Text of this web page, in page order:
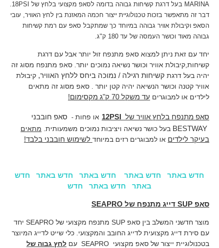
MARINA בעל דרגת קשיחות גבוהה בדומה לסאפ מקצועי בלחץ של 18PSI.
דבר זה מתאפשר בזכות טכנולוגיית ייצור חכמה המאזנת בין לחץ האוויר, עובי
הסאפ וקיבולת אוויר גבוהה במיוחד כך שמתקבל סאפ עם רמת קשיחות
גבוהה מאוד וכושר העמסה של עד 180 ק"ג.
יחד עם זאת ניתן למצוא סאפ מתנפח זול יותר אבל עם דרגת
קשיחות,קיבולת אוויר וכושר נשיאה נמוכים יותר. סאפ מתנפח מסוג זה
יהיה בעל דרגת קשיחות רגילה / נמוכה ביחס ללחץ האוויר, קיבולת
אוויר קטנה וכושר הנשיאה יהיה קטן יותר . סאפ מסוג זה מתאים
לילדים או למבוגרים עד משקל 70 ק"ג מקסימום!
סאפ מתנפח בלחץ אוויר של 12PSI או פחות - סאפ חובבני
BESTWAY בעל כושר נשיאה ויציבות נמוכים משמעותית. מתאים
בעיקר לילדים או למבוגרים רזים במיוחד לשימוש חובבני בלבד!
חדש באתר חדש באתר חדש באתר חדש באתר חדש
באתר חדש באתר חדש
סאפ SUP דייג מתנפח של SEAPRO
מוצר חדשני המשלב בין סאפ SUP מתנפח מקצועי של SEAPRO יחד
עם סירת דייג מקצועית לדייג החובב והמקצועי. כלי שייט לדייג המיוצר
בטכנולוגיית ייצור של סאפ מקצועי SEAPRO עם לחץ גבוה של